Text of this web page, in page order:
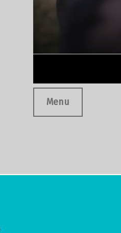
Menu